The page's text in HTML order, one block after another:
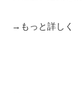
→もっと詳しく